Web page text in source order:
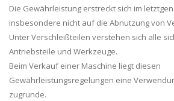
Die Gewährleistung erstreckt sich im
insbesondere nicht auf die Abnutzung von
Unter Verschleißteilen verstehen sich alle
Antriebsteile und Werkzeuge.
Beim Verkauf einer Maschine liegt diesen
Gewährleistungsregelungen eine
zugrunde.